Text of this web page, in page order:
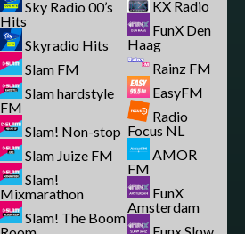
Sky Radio 00’s
Hits
Skyradio Hits
Slam FM
Slam hardstyle
FM
Slam! Non-stop
Slam Juize FM
Slam!
Mixmarathon
Slam! The Boom
KX Radio
FunX Den
Haag
Rainz FM
EasyFM
Radio
Focus NL
AMOR
FM
FunX
Amsterdam